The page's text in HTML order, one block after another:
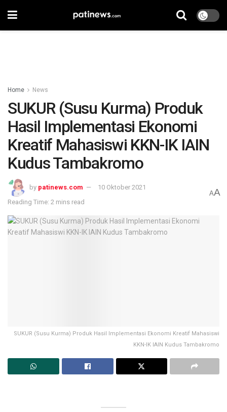
Home News
SUKUR (Susu Kurma) Produk
Hasil Implementasi Ekonomi
Kreatif Mahasiswi KKN-IK IAIN
Kudus Tambakromo
by patinews.com
10 Oktober 2021
Reading Time: 2 mins read
AA
SUKUR (Susu Kurma) Produk Hasil Implementasi Ekonomi Kreatif Mahasiswi
KKN-IK IAIN Kudus Tambakromo